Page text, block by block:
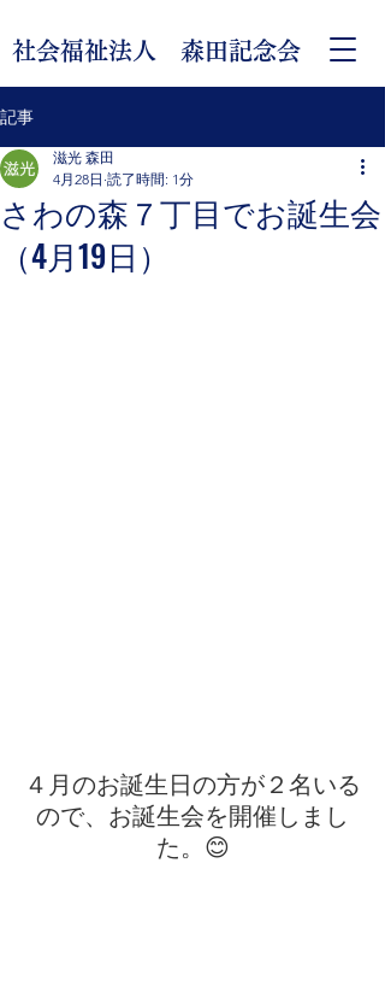
社会福祉法人 森田記念会
記事
さわの森７丁目でお誕生会
（4月19日）
滋光 森田
4月28日 読了時間: 1分
４月のお誕生日の方が２名いる
ので、お誕生会を開催しまし
た。😊